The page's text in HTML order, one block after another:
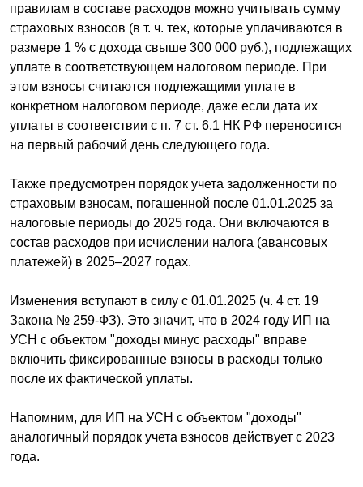
правилам в составе расходов можно учитывать сумму
страховых взносов (в т. ч. тех, которые уплачиваются в
размере 1 % с дохода свыше 300 000 руб.), подлежащих
уплате в соответствующем налоговом периоде. При
этом взносы считаются подлежащими уплате в
конкретном налоговом периоде, даже если дата их
уплаты в соответствии с п. 7 ст. 6.1 НК РФ переносится
на первый рабочий день следующего года.
Также предусмотрен порядок учета задолженности по
страховым взносам, погашенной после 01.01.2025 за
налоговые периоды до 2025 года. Они включаются в
состав расходов при исчислении налога (авансовых
платежей) в 2025–2027 годах.
Изменения вступают в силу с 01.01.2025 (ч. 4 ст. 19
Закона № 259-ФЗ). Это значит, что в 2024 году ИП на
УСН с объектом "доходы минус расходы" вправе
включить фиксированные взносы в расходы только
после их фактической уплаты.
Напомним, для ИП на УСН с объектом "доходы"
аналогичный порядок учета взносов действует с 2023
года.